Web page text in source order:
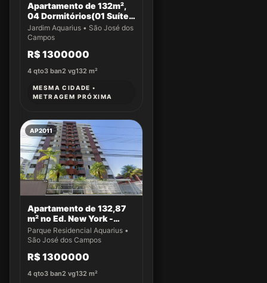
Apartamento de 132m²,
04 Dormitórios(01 Suíte)
a venda no Jardim
Aquarius
Jardim Aquarius • São José dos
Campos
R$ 1300000
4 qto3 ban2 vg132 m²
MESMA CIDADE •
METRAGEM PRÓXIMA
AP2011
Apartamento de 132,87
m² no Ed. New York -
Apto 43
Parque Residencial Aquarius •
São José dos Campos
R$ 1300000
4 qto3 ban2 vg132 m²